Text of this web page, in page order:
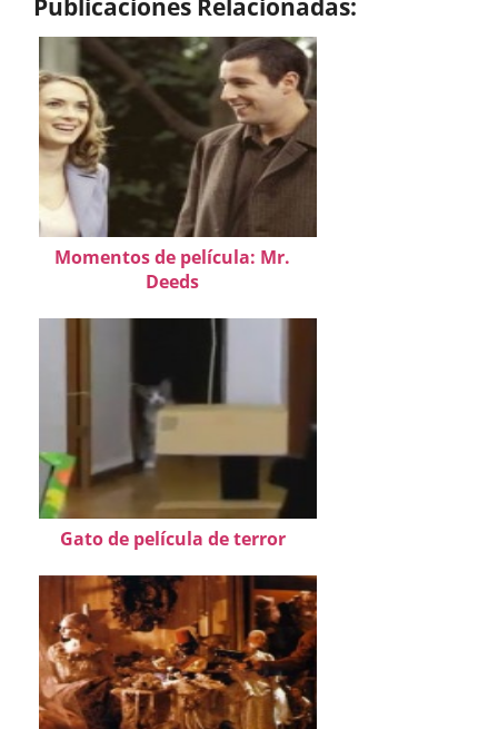
Momentos de película: Mr.
Deeds
Gato de película de terror